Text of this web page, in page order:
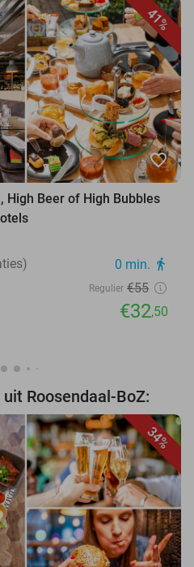
41%
favorite_border
High Beer of High Bubbles
0 min. directions_walk
Regulier €55
€32,50
Roosendaal-BoZ:
34%